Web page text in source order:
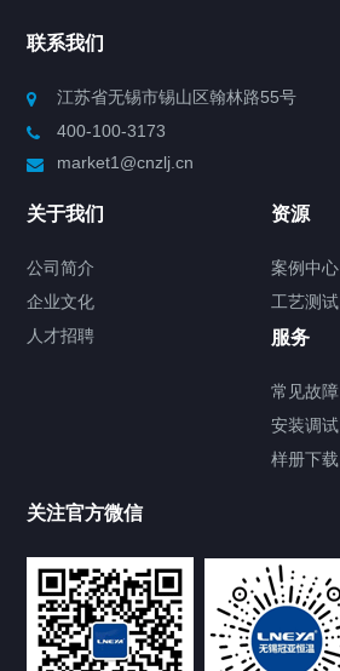
制冷加热动态控温系统
Chiller气体控温系统
Chamber试验箱
TCU温度控制单元
VOCs冷凝回收装置
联系我们
江苏省无锡市锡山区翰林路55号
400-100-3173
market1@cnzlj.cn
关于我们
公司简介
企业文化
人才招聘
资源
案例中心
工艺测试
服务
常见故障
安装调试
样册下载
关注官方微信